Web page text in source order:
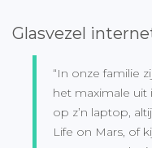
Glasvezel
“In onze familie
het maximale uit
op z’n laptop,
Life on Mars, of